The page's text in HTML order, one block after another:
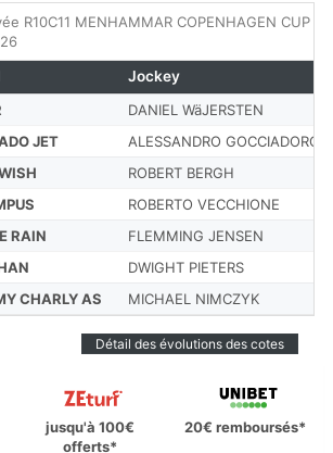
R10C11 MENHAMMAR COPENHAGEN CUP
DANIEL WäJERSTEN
JET ALESSANDRO GOCCIADORO
ROBERT BERGH
ROBERTO VECCHIONE
RAIN FLEMMING JENSEN
DWIGHT PIETERS
CHARLY AS MICHAEL NIMCZYK
Jockey
Détail des évolutions des cotes
jusqu'à 100€
offerts*
20€ remboursés*